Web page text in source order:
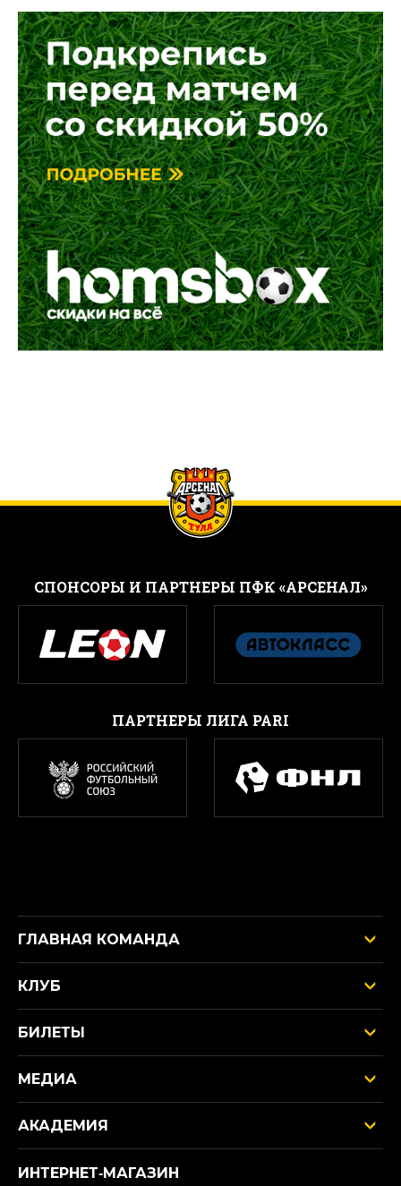
CПОНСОРЫ И ПАРТНЕРЫ ПФК «АРСЕНАЛ»
ПАРТНЕРЫ ЛИГА PARI
ГЛАВНАЯ КОМАНДА
КЛУБ
БИЛЕТЫ
МЕДИА
АКАДЕМИЯ
ИНТЕРНЕТ‑МАГАЗИН